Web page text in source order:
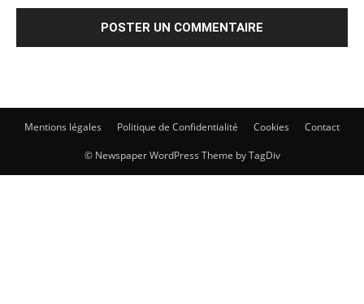
Mentions légales Politique de Confidentialité Cookies Contact
© Newspaper WordPress Theme by TagDiv